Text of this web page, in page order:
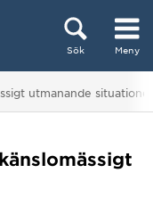
Sök Meny
utmanande situationer